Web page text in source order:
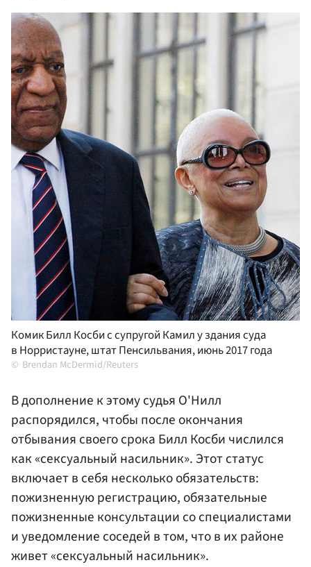
Комик Билл Косби с супругой Камил у здания суда
в Норристауне, штат Пенсильвания, июнь 2017 года
Brendan McDermid/Reuters
В дополнение к этому судья О'Нилл
распорядился, чтобы после окончания
отбывания своего срока Билл Косби числился
как «сексуальный насильник». Этот статус
включает в себя несколько обязательств:
пожизненную регистрацию, обязательные
пожизненные консультации со специалистами
и уведомление соседей в том, что в их районе
живет «сексуальный насильник».